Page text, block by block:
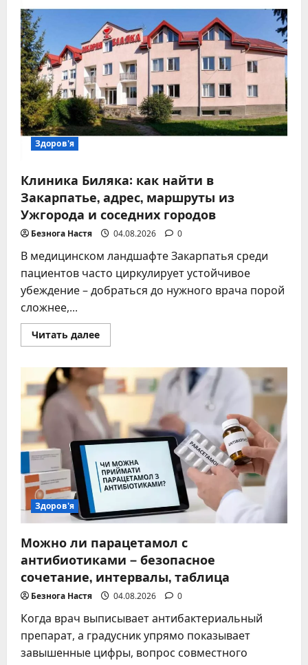
полный
по
безопасности
и
альтернативам
–
Блог
Здоров'я
Клиника Биляка: как найти в
Закарпатье, адрес, маршруты из
Ужгорода и соседних городов
Безнога Настя 04.08.2026 0
В медицинском ландшафте Закарпатья среди
пациентов часто циркулирует устойчивое
убеждение – добраться до нужного врача порой
сложнее,...
Читать далееПрочитать
больше
Биляка:
как
найти
в
Закарпатье,
адрес,
маршруты
из
Ужгорода
и
соседних
городов
Здоров'я
Можно ли парацетамол с
антибиотиками – безопасное
сочетание, интервалы, таблица
Безнога Настя 04.08.2026 0
Когда врач выписывает антибактериальный
препарат, а градусник упрямо показывает
завышенные цифры, вопрос совместного